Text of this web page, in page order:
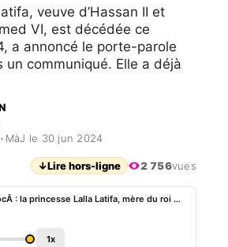
veuve d’Hassan II et
VI, est décédée ce
a annoncé le porte-parole
un communiqué. Elle a déjà
• MàJ le 30 jun 2024
↓Lire hors-ligne 2 756vues
MarocÂ : la princesse Lalla Latifa, mère du roi MohammedÂ VI, est décédée
1x